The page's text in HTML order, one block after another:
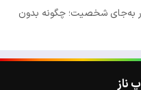
به‌جای شخصیت؛ چگونه بدون
ناز